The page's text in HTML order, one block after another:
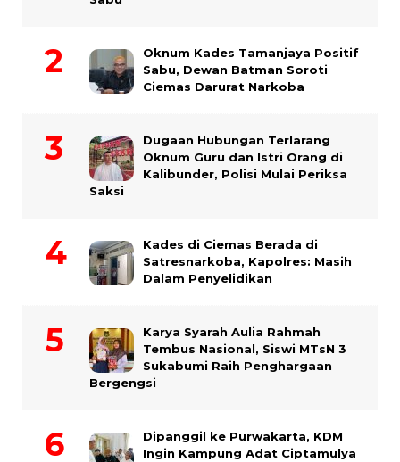
Oknum Kades Tamanjaya Positif
Sabu, Dewan Batman Soroti
Ciemas Darurat Narkoba
Dugaan Hubungan Terlarang
Oknum Guru dan Istri Orang di
Kalibunder, Polisi Mulai Periksa
Saksi
Kades di Ciemas Berada di
Satresnarkoba, Kapolres: Masih
Dalam Penyelidikan
Karya Syarah Aulia Rahmah
Tembus Nasional, Siswi MTsN 3
Sukabumi Raih Penghargaan
Bergengsi
Dipanggil ke Purwakarta, KDM
Ingin Kampung Adat Ciptamulya